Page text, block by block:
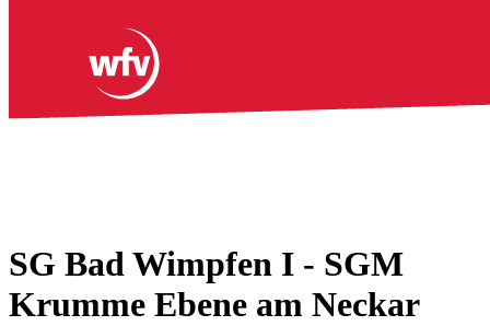
SG Bad Wimpfen I - SGM
Krumme Ebene am Neckar